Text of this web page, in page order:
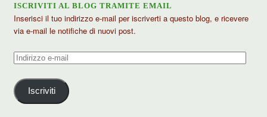
ISCRIVITI AL BLOG TRAMITE EMAIL
Inserisci il tuo indirizzo e-mail per iscriverti a questo blog, e ricevere
via e-mail le notifiche di nuovi post.
Indirizzo
mail
Iscriviti